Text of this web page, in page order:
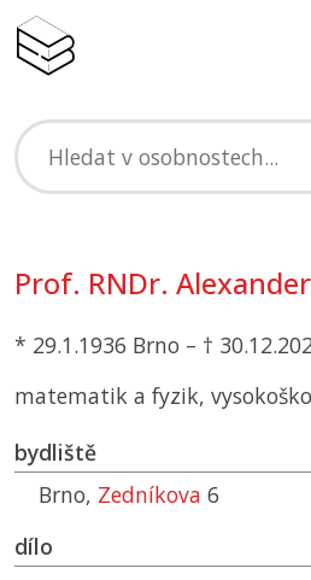
Prof. RNDr.
* 29.1.1936 Brno – †
matematik a fyzik,
bydliště
Brno, Zedníkova 6
dílo